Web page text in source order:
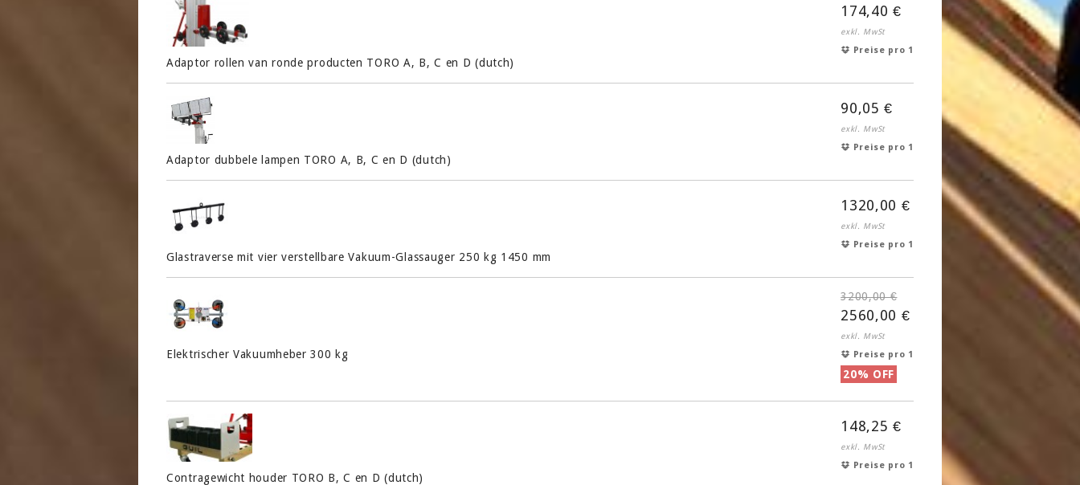
Adaptor rollen van ronde producten TORO A, B, C en D (dutch)
174,40 €
exkl. MwSt
Preise pro 1
Adaptor dubbele lampen TORO A, B, C en D (dutch)
90,05 €
exkl. MwSt
Preise pro 1
Glastraverse mit vier verstellbare Vakuum-Glassauger 250 kg 1450 mm
1320,00 €
exkl. MwSt
Preise pro 1
Elektrischer Vakuumheber 300 kg
3200,00 €
2560,00 €
exkl. MwSt
Preise pro 1
20% OFF
Contragewicht houder TORO B, C en D (dutch)
148,25 €
exkl. MwSt
Preise pro 1